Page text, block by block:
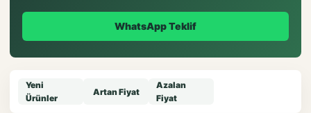
WhatsApp Teklif
Yeni
Ürünler
Artan Fiyat
Azalan
Fiyat